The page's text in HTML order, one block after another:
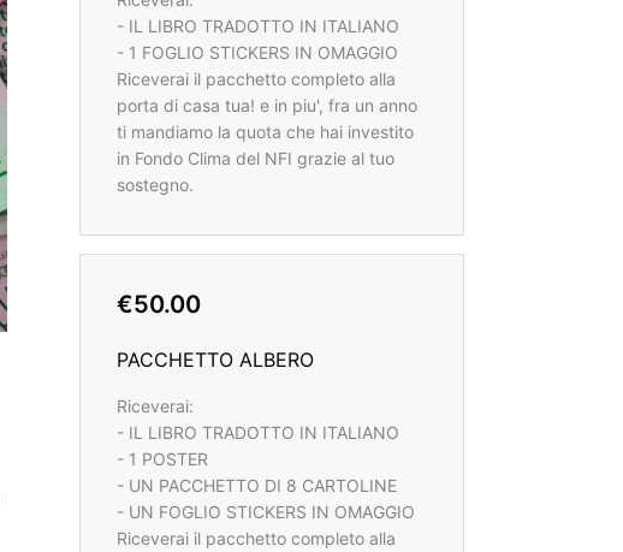
- IL LIBRO TRADOTTO IN ITALIANO
- 1 FOGLIO STICKERS IN OMAGGIO
Riceverai il pacchetto completo alla
porta di casa tua! e in piu', fra un anno
ti mandiamo la quota che hai investito
in Fondo Clima del NFI grazie al tuo
sostegno.
€50.00
PACCHETTO ALBERO
Riceverai:
- IL LIBRO TRADOTTO IN ITALIANO
- 1 POSTER
- UN PACCHETTO DI 8 CARTOLINE
- UN FOGLIO STICKERS IN OMAGGIO
Riceverai il pacchetto completo alla